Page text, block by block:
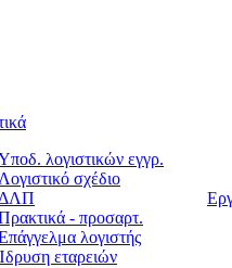
λογιστικών εγγρ.
σχέδιο
- προσαρτ.
λογιστής
εταρειών